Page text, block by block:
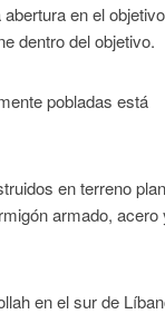
en el
dentro del objetivo.
pobladas está
en terreno
armado, acero
en el sur de